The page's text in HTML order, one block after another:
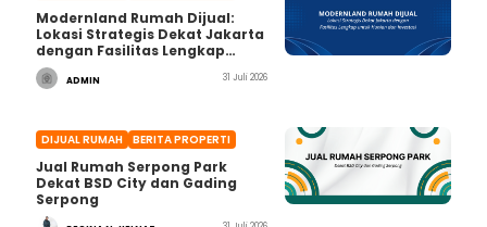
Modernland Rumah Dijual:
Lokasi Strategis Dekat Jakarta
dengan Fasilitas Lengkap
untuk Hunian dan Investasi
ADMIN 31 Juli 2026
DIJUAL RUMAH BERITA PROPERTI
Jual Rumah Serpong Park
Dekat BSD City dan Gading
Serpong